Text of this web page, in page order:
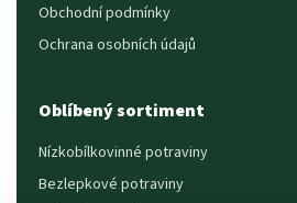
Obchodní podmínky
Ochrana osobních údajů
Oblíbený sortiment
Nízkobílkovinné potraviny
Bezlepkové potraviny